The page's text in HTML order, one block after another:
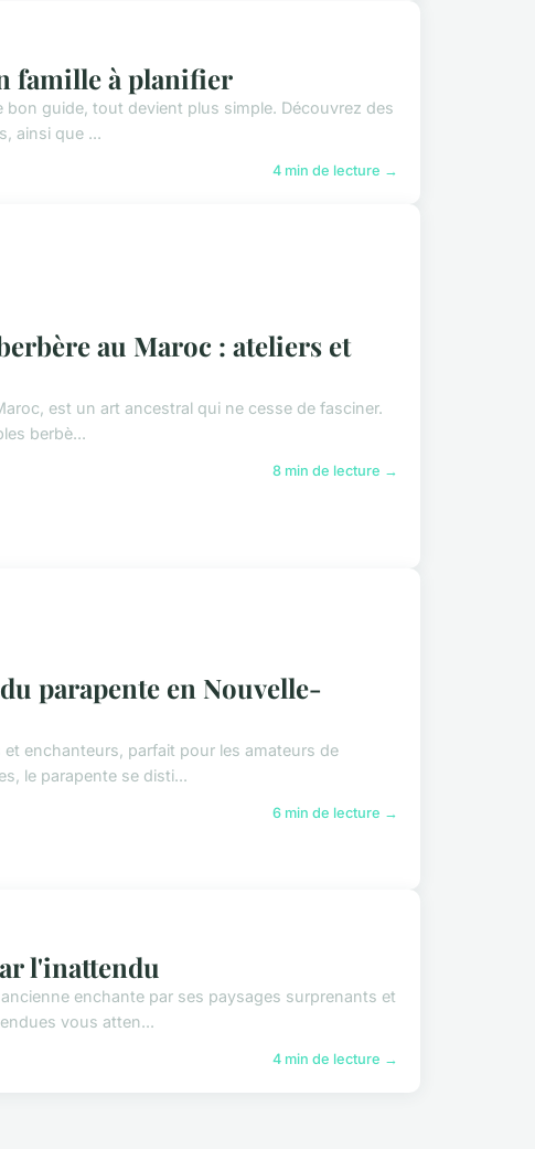
famille à planifier
bon guide, tout devient plus simple. Découvrez des
ainsi que ...
4 min de lecture →
au Maroc : ateliers et
est un art ancestral qui ne cesse de fasciner.
berbè...
8 min de lecture →
parapente en Nouvelle-
enchanteurs, parfait pour les amateurs de
le parapente se disti...
6 min de lecture →
l'inattendu
enchante par ses paysages surprenants et
vous atten...
4 min de lecture →